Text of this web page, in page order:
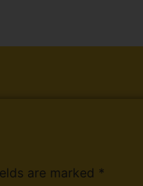
are marked *